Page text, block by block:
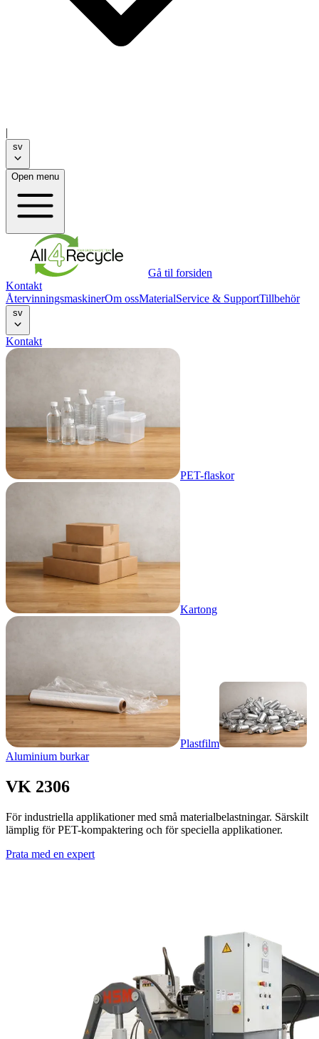
|
Open menu
Gå til forsiden
Kontakt
ÅtervinningsmaskinerOm ossMaterialService & SupportTillbehör
Kontakt
PET-flaskor
Kartong
Plastfilm
Aluminium burkar
VK 2306
För industriella applikationer med små materialbelastningar. Särskilt
lämplig för PET-kompaktering och för speciella applikationer.
Prata med en expert